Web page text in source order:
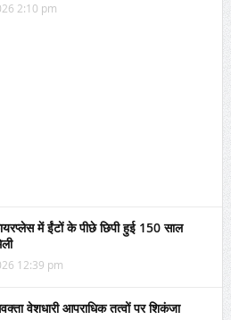
2:10 pm
में ईंटों के पीछे छिपी हुई 150 साल
12:39 pm
वेशधारी आपराधिक तत्वों पर शिकंजा